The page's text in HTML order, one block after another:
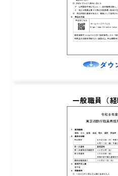
ダウ
一般職員（経